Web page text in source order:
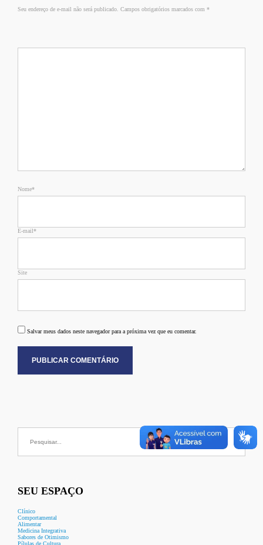
Seu endereço de e-mail não será publicado. Campos obrigatórios marcados com *
Nome*
E-mail*
Site
Salvar meus dados neste navegador para a próxima vez que eu comentar.
Buscar
SEU ESPAÇO
Clínico
Comportamental
Alimentar
Medicina Integrativa
Sabores de Otimismo
Pílulas de Cultura